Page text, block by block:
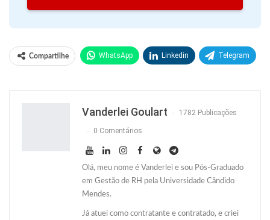
Compartilhe WhatsApp Linkedin Telegram
Vanderlei Goulart 1782 Publicações
0 Comentários
Olá, meu nome é Vanderlei e sou Pós-Graduado
em Gestão de RH pela Universidade Cândido
Mendes.
Já atuei como contratante e contratado, e criei